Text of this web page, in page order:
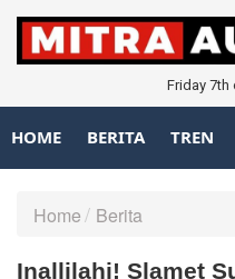
Friday 7th
HOME BERITA TREN
Home Berita
Inallilahi! Slamet